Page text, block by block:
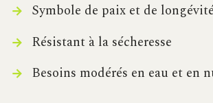
Symbole de paix et de
Résistant à la sécheresse
Besoins modérés en eau et en